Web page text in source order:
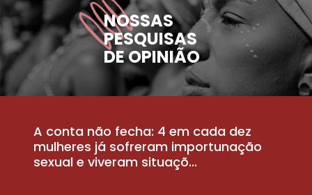
NOSSAS
PESQUISAS
DE OPINIÃO
A conta não fecha: 4 em cada dez
mulheres já sofreram importunação
sexual e viveram situaçõ...